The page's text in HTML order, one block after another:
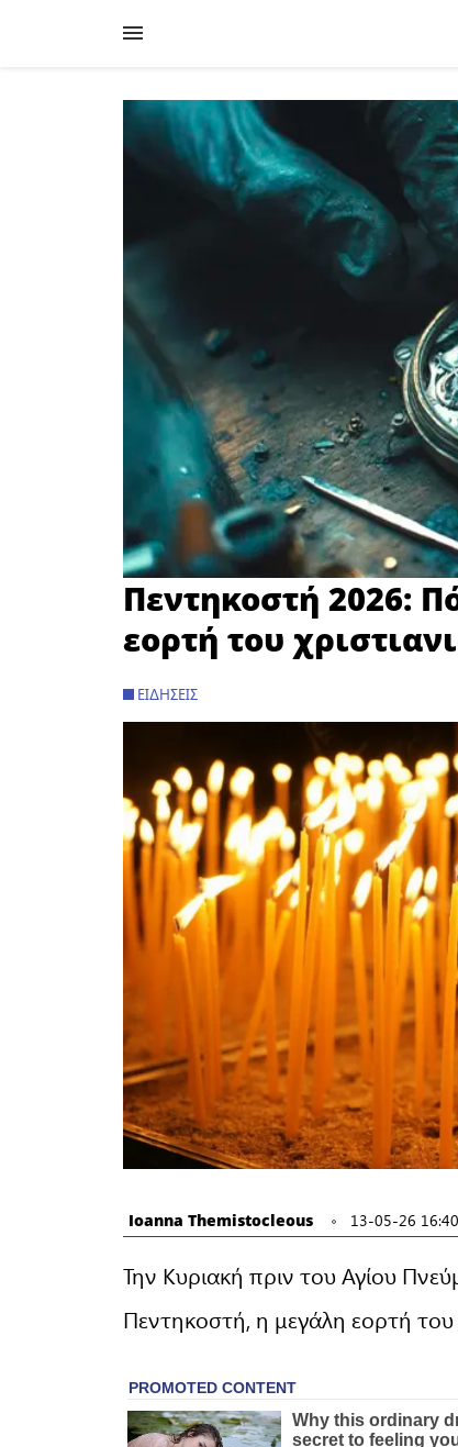
Πεντηκοστή 2026:
εορτή του
ΕΙΔΉΣΕΙΣ
Ioanna Themistocleous 13-05-26 16:40
Την Κυριακή πριν του Αγίου
Πεντηκοστή, η μεγάλη εορτή του